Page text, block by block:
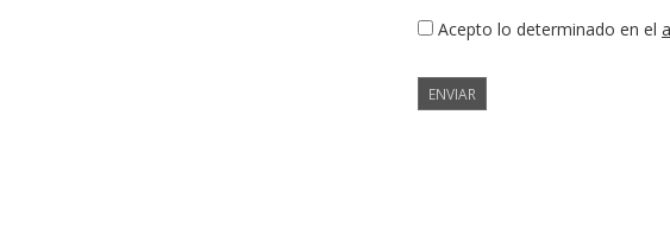
Acepto lo determinado en el
ENVIAR